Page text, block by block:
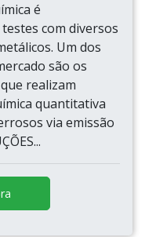
é
com diversos
Um dos
são os
realizam
quantitativa
via emissão